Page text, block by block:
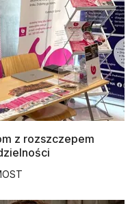
z rozszczepem